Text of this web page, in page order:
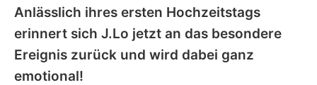
Anlässlich ihres ersten Hochzeitstags
erinnert sich J.Lo jetzt an das besondere
Ereignis zurück und wird dabei ganz
emotional!